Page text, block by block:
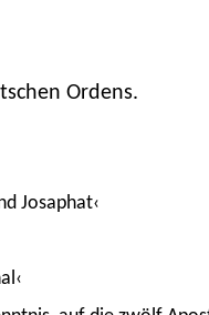
Ordens.
Josaphat‹